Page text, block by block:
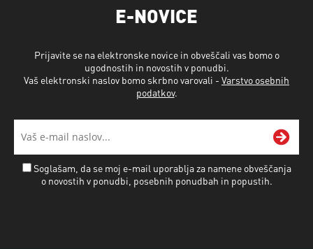
E-NOVICE
Prijavite se na elektronske novice in obveščali vas bomo o
ugodnostih in novostih v ponudbi.
Vaš elektronski naslov bomo skrbno varovali - Varstvo osebnih
podatkov.
Soglašam, da se moj e-mail uporablja za namene obveščanja
o novostih v ponudbi, posebnih ponudbah in popustih.